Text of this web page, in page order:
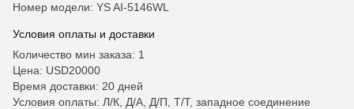
Номер модели: YS AI-5146WL
Условия оплаты и доставки
Количество мин заказа: 1
Цена: USD20000
Время доставки: 20 дней
Условия оплаты: Л/К, Д/А, Д/П, Т/Т, западное соединение